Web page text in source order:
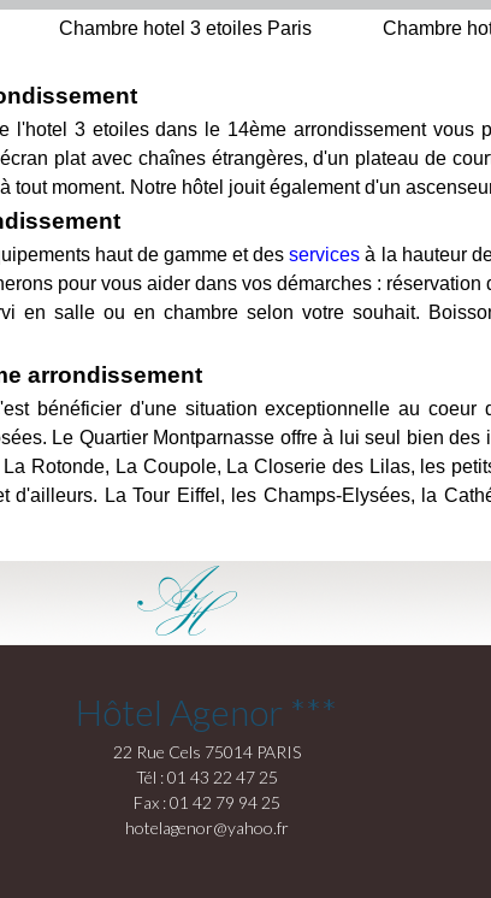
Chambre hotel 3 etoiles Paris Chambre
l'hotel 3 etoiles dans le 14ème arrondissement vous
plat avec chaînes étrangères, d'un plateau de
moment. Notre hôtel jouit également d'un
haut de gamme et desservices à la hauteur
pour vous aider dans vos démarches :
en salle ou en chambre selon votre souhait.
arrondissement
bénéficier d'une situation exceptionnelle au
Le Quartier Montparnasse offre à lui seul bien
Rotonde, La Coupole, La Closerie des Lilas, les
La Tour Eiffel, les Champs-Elysées, la
Hôtel Agenor ***
22 Rue Cels 75014 PARIS
Tél : 01 43 22 47 25
Fax : 01 42 79 94 25
hotelagenor@yahoo.fr